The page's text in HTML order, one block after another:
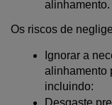
alinhamento.
Os riscos de
Ignorar a
alinhamento
incluindo: